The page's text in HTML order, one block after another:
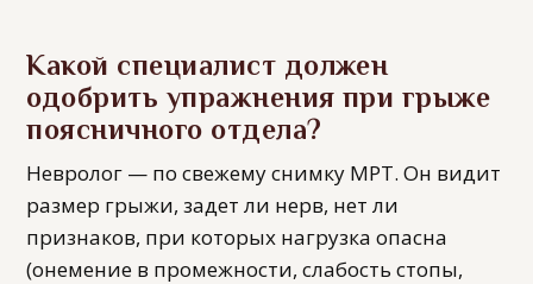
Какой специалист должен
одобрить упражнения при грыже
поясничного отдела?
Невролог — по свежему снимку МРТ. Он видит
размер грыжи, задет ли нерв, нет ли
признаков, при которых нагрузка опасна
(онемение в промежности, слабость стопы,